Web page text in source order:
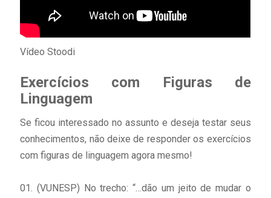
Vídeo Stoodi
Exercícios com Figuras de
Linguagem
Se ficou interessado no assunto e deseja testar seus
conhecimentos, não deixe de responder os exercícios
com figuras de linguagem agora mesmo!
01. (VUNESP) No trecho: “…dão um jeito de mudar o